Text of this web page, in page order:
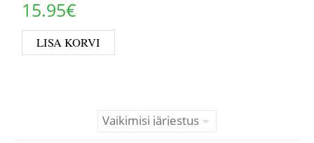
15.95€
LISA KORVI